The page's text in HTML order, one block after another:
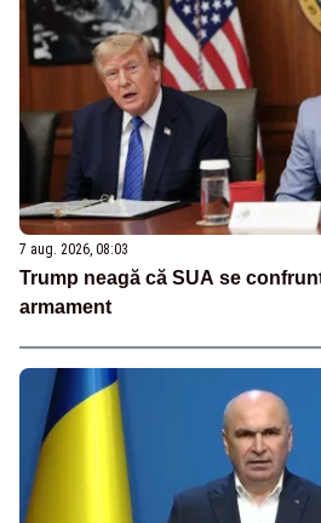
7 aug. 2026, 08:03
Trump neagă că SUA se
armament